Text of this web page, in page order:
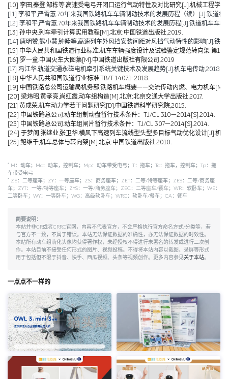
[10] 李田,秦登,邹栋等.高速受电弓开闭口运行气动特性及对比研究[J].机械工程学
[11] 李和平,严霄蕙.70年来我国铁路机车车辆制动技术的发展历程（续）[J].铁道
[12] 李和平,严霄蕙.70年来我国铁路机车车辆制动技术的发展历程[J].铁道机车车
[13] 孙中央.列车牵引计算实用教程[M].北京:中国铁道出版社,2019.
[14] 唐明赞,熊小慧,钟睦等.高速列车外风挡安装间距对风挡气动特性的影响[J].铁
[15] 中华人民共和国铁道行业标准.机车车辆强度设计及试验鉴定规范转向架 第1
[16] 罗一童.中国火车大图集[M].中国铁道出版社有限公司,2019
[17] 冯江华.轨道交通永磁电机牵引系统关键技术及发展趋势[J].机车电传动
[18] 中华人民共和国铁道行业标准.TB/T 1407.1-2018.
[19] 中国铁路总公司运输局机务部.铁路机车概要——交流传动内燃、电力机车[M].
[20] 梁炜昭,黄孝亮,尚红霞.动车组构造[M].北京:北京交通大学出版社,2017.
[21] 黄成荣.机车动力学若干问题研究[D].中国铁道科学研究院,2015.
[22] 中国铁路总公司.动车组制动盘暂行技术条件：TJ/CL 310—2014[S].2014.
[23] 中国铁路总公司.动车组闸片暂行技术条件：TJ/CL 307—2014[S].2014.
[24] 于梦阁,张继业,张卫华.横风下高速列车流线型头型多目标气动优化设计[J].机
[25] 鲍维千,机车总体与转向架[M].北京:中国铁道出版社,2010.
* M：动车；Mc：动车，控制车；Mp：动车带受电弓；T：拖车；Tc：拖车，控制车；Tp：拖
车带受电弓
* ZE：二等座车；ZY：一等座车；ZS：商务座车；ZET：二等/特等座车；ZES：二等/商务座
车；ZYT：一等/特等座车；ZYS：一等/商务座车；ZEC：二等座车/餐车；WR：软卧车；WE：
二等卧车；WY：一等卧车；WG：高级软卧车；WRC：软卧车/餐车；CA：餐车
简要说明：
本站并非CR或者CRRC官网，内容不代表官方，不会严格执行官方命名方式/分类等，若
与官方不一致，不属于错误。本站无法保证数据的准确性，亦无法保证数据的时效性。
本站所有动车组萌化头像均获得著作权，未经授权不得进行未署名的转发或进行二次创
作。本站目前不接受任何形式的图片、视频投稿。不得将本站内容以截图、录屏等形式
用于包括但不限于抖音、快手、西瓜视频、头条等视频创作。更多内容参见关于本站。
一点点不一样的